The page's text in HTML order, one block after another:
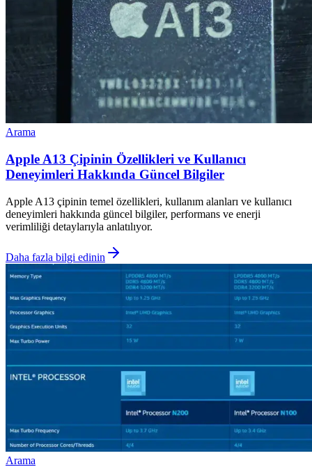
Arama
Apple A13 Çipinin Özellikleri ve Kullanıcı
Deneyimleri Hakkında Güncel Bilgiler
Apple A13 çipinin temel özellikleri, kullanım alanları ve kullanıcı
deneyimleri hakkında güncel bilgiler, performans ve enerji
verimliliği detaylarıyla anlatılıyor.
Daha fazla bilgi edinin
Arama